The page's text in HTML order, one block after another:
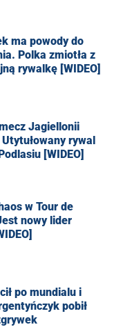
ma powody do
Polka zmiotła z
rywalkę [WIDEO]
Jagiellonii
rywal
[WIDEO]
w Tour de
nowy lider
po mundialu i
pobił